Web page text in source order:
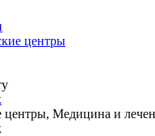
центры
Медицина и